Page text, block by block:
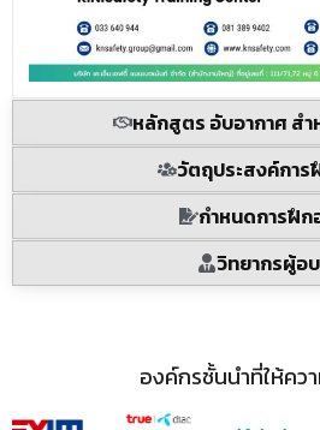
หลักสูตร อับอากาศ ส
วัตถุประสงค์การ
กำหนดการฝึก
วิทยากรผู้อ
องค์กรชั้นนำที่ให้ควา